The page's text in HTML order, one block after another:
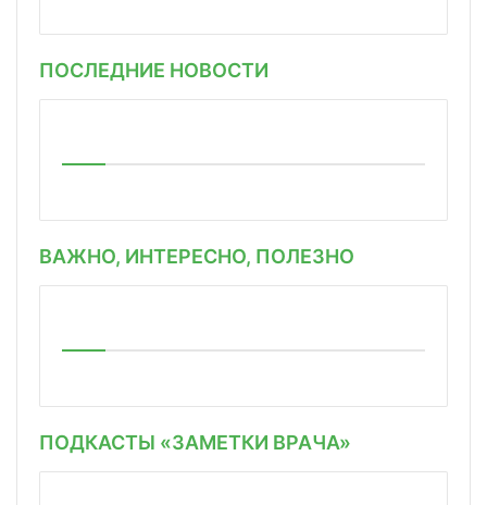
ПОСЛЕДНИЕ НОВОСТИ
ВАЖНО, ИНТЕРЕСНО, ПОЛЕЗНО
ПОДКАСТЫ «ЗАМЕТКИ ВРАЧА»